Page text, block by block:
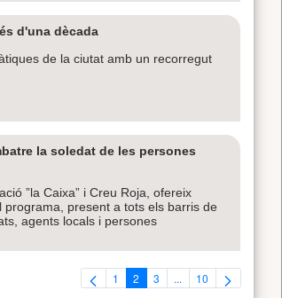
d'una dècada
de la ciutat amb un recorregut
la soledat de les persones
”la Caixa” i Creu Roja, ofereix
present a tots els barris de
agents locals i persones
Pàgina
1 Pàgina
2 Pàgina
3 ...Pàgines intermèdies
Pàgina
10